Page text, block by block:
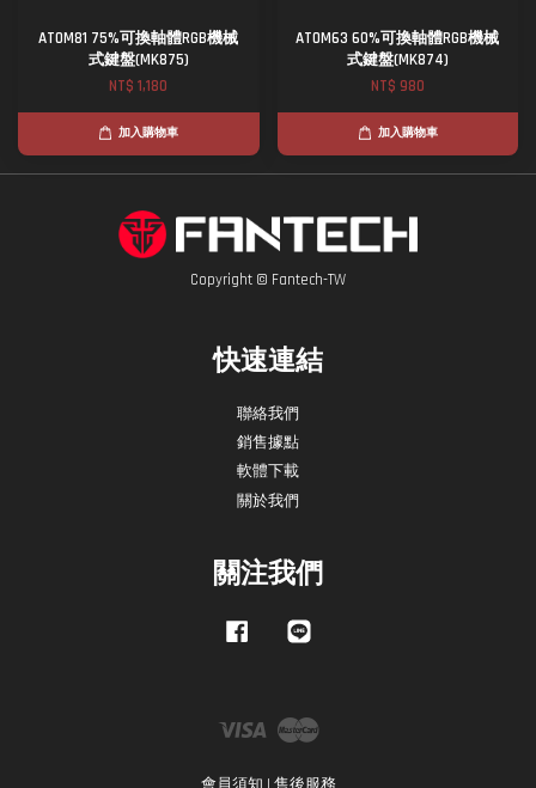
ATOM81 75%可換軸體RGB機械
式鍵盤(MK875)
NT$ 1,180
加入購物車
ATOM63 60%可換軸體RGB機械
式鍵盤(MK874)
NT$ 980
加入購物車
Copyright © Fantech-TW
快速連結
聯絡我們
銷售據點
軟體下載
關於我們
關注我們
Facebook
Visa